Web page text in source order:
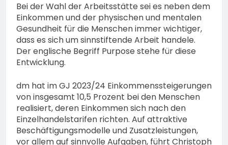
Bei der Wahl der Arbeitsstätte sei es neben dem
Einkommen und der physischen und mentalen
Gesundheit für die Menschen immer wichtiger,
dass es sich um sinnstiftende Arbeit handele.
Der englische Begriff Purpose stehe für diese
Entwicklung.
dm hat im GJ 2023/24 Einkommenssteigerungen
von insgesamt 10,5 Prozent bei den Menschen
realisiert, deren Einkommen sich nach den
Einzelhandelstarifen richten. Auf attraktive
Beschäftigungsmodelle und Zusatzleistungen,
vor allem auf sinnvolle Aufgaben, führt Christoph